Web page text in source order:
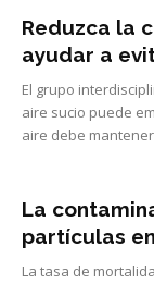
Reduzca la
ayudar a
El grupo
aire sucio puede
aire debe
La
partículas
La tasa de